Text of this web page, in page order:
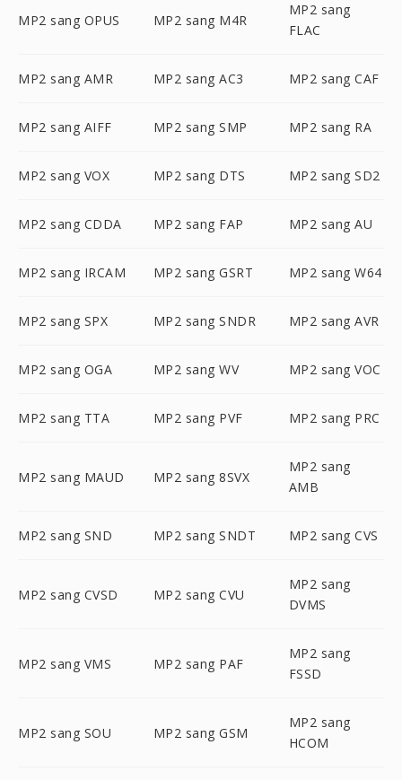
MP2 sang OPUS MP2 sang M4R
MP2 sang
FLAC
MP2 sang AMR MP2 sang AC3 MP2 sang CAF
MP2 sang AIFF MP2 sang SMP MP2 sang RA
MP2 sang VOX MP2 sang DTS MP2 sang SD2
MP2 sang CDDA MP2 sang FAP MP2 sang AU
MP2 sang IRCAM MP2 sang GSRT MP2 sang W64
MP2 sang SPX MP2 sang SNDR MP2 sang AVR
MP2 sang OGA MP2 sang WV MP2 sang VOC
MP2 sang TTA MP2 sang PVF MP2 sang PRC
MP2 sang MAUD MP2 sang 8SVX
MP2 sang
AMB
MP2 sang SND MP2 sang SNDT MP2 sang CVS
MP2 sang CVSD MP2 sang CVU
MP2 sang
DVMS
MP2 sang VMS MP2 sang PAF
MP2 sang
FSSD
MP2 sang SOU MP2 sang GSM
MP2 sang
HCOM